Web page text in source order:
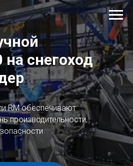
на снегоход
RM обеспечивают
производительности,